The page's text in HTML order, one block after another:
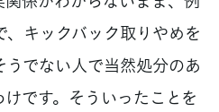
キックバック取りやめを
でない人で当然処分のあ
です。そういったことを